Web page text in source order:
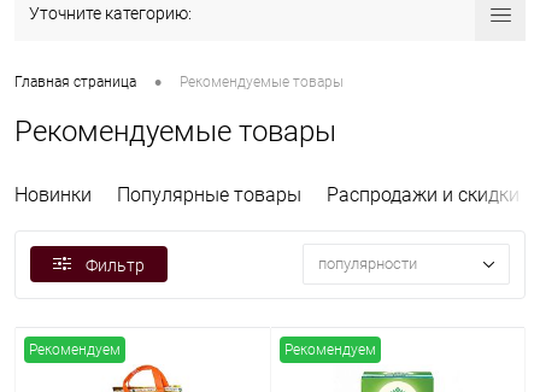
Уточните категорию:
Главная страница • Рекомендуемые товары
Рекомендуемые товары
Новинки Популярные товары Распродажи и скидки
Фильтр популярности
Рекомендуем Рекомендуем